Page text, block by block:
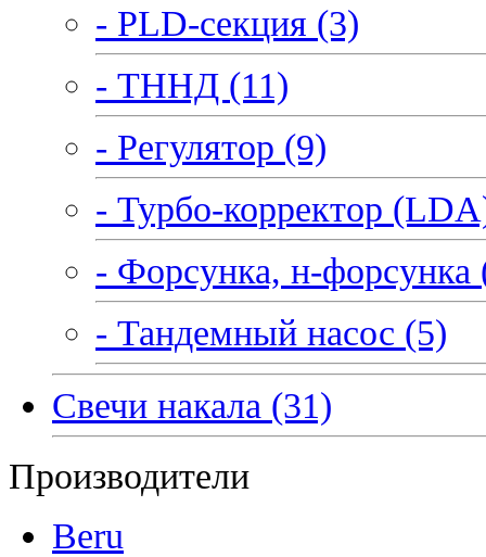
- PLD-секция (3)
- ТННД (11)
- Регулятор (9)
- Турбо-корректор
- Форсунка, н-форсунка
- Тандемный насос (5)
Свечи накала (31)
Производители
Beru